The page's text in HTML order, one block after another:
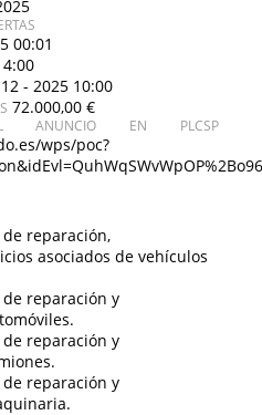
00:01
- 2025 10:00
72.000,00 €
ANUNCIO EN PLCSP
wps/poc?
de reparación,
asociados de vehículos
de reparación y
de reparación y
de reparación y